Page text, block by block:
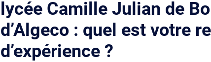
lycée Camille Julian de
d’Algeco : quel est votre
d’expérience ?